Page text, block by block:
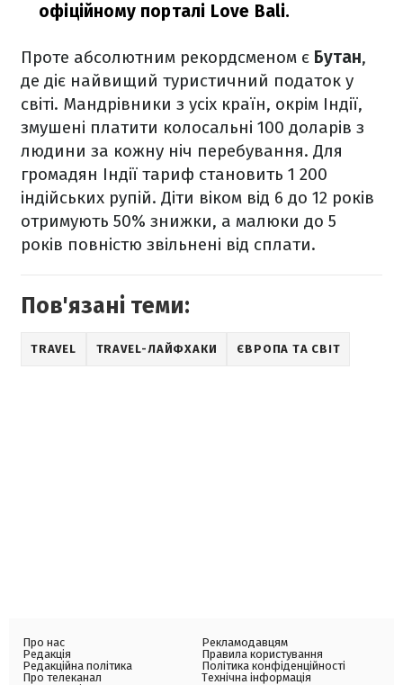
офіційному порталі Love Bali.
Проте абсолютним рекордсменом є Бутан,
де діє найвищий туристичний податок у
світі. Мандрівники з усіх країн, окрім Індії,
змушені платити колосальні 100 доларів з
людини за кожну ніч перебування. Для
громадян Індії тариф становить 1 200
індійських рупій. Діти віком від 6 до 12 років
отримують 50% знижки, а малюки до 5
років повністю звільнені від сплати.
Пов'язані теми:
TRAVEL TRAVEL-ЛАЙФХАКИ ЄВРОПА ТА СВІТ
Про нас
Редакція
Редакційна політика
Про телеканал
Рекламодавцям
Правила користування
Політика конфіденційності
Технічна інформація